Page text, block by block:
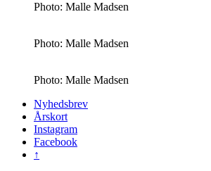
Photo: Malle Madsen
Photo: Malle Madsen
Photo: Malle Madsen
Nyhedsbrev
Årskort
Instagram
Facebook
↑